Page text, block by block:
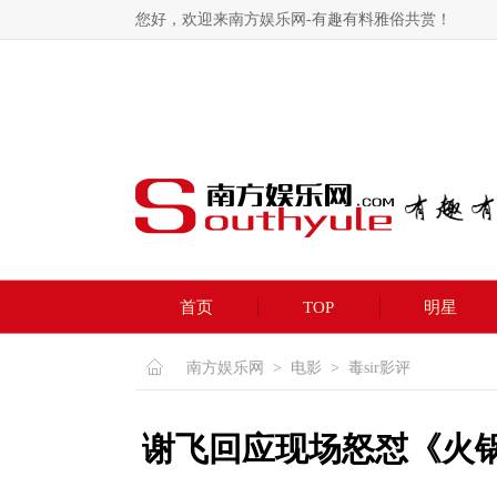
您好，欢迎来南方娱乐网-有趣有料雅俗共赏！
首页 TOP 明星
南方娱乐网 > 电影 > 毒sir影评
谢飞回应现场怒怼《火